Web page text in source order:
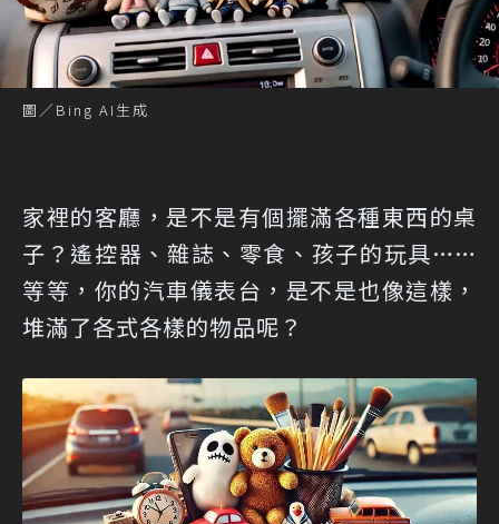
圖／Bing AI生成
家裡的客廳，是不是有個擺滿各種東西的桌
子？遙控器、雜誌、零食、孩子的玩具……
等等，你的汽車儀表台，是不是也像這樣，
堆滿了各式各樣的物品呢？